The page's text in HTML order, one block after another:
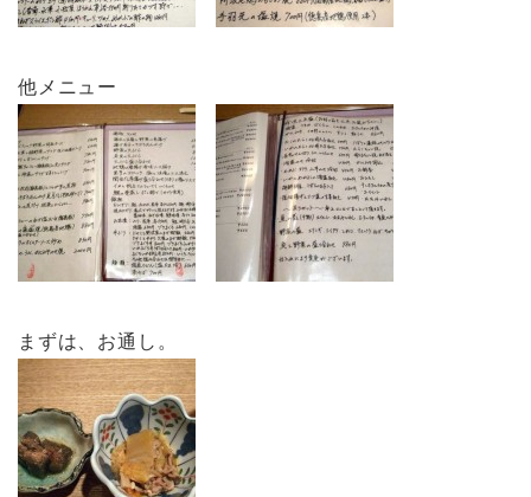
他メニュー
まずは、お通し。